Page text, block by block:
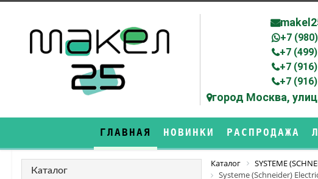
+7
+7
+7
+7
город Москва,
ГЛАВНАЯ НОВИНКИ РАСПРОДАЖА
Каталог
Каталог SYSTEME
Systeme (Schneider)